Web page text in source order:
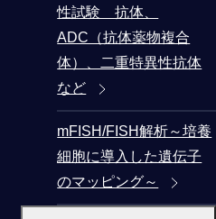
性試験 抗体、
ADC（抗体薬物複合
体）、二重特異性抗体
など
mFISH/FISH解析～培養
細胞に導入した遺伝子
のマッピング～